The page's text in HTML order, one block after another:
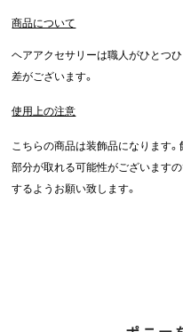
商品について
ヘアアクセサリーは職人がひとつ
差がございます。
使用上の注意
こちらの商品は装飾品になります
部分が取れる可能性がございます
するようお願い致します。